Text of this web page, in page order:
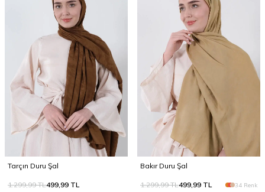
Tarçın Duru Şal
1.299,99TL499,99 TL
Bakır Duru Şal
1.299,99TL499,99 TL 34 Renk